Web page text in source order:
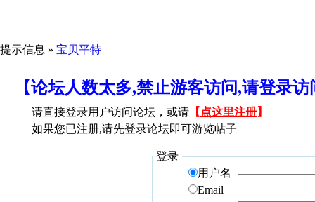
提示信息 » 宝贝平特
【论坛人数太多,禁止游客访问,请登录
请直接登录用户访问论坛，或请 【 点这里注册】
如果您已注册,请先登录论坛即可游览帖子
登录
用户名
Email